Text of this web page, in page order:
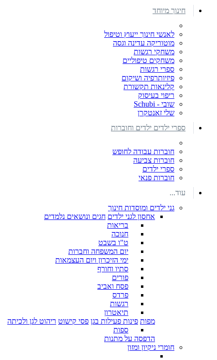
חינוך מיוחד
לאנשי חינוך ייעוץ וטיפול
מוטוריקה עדינה וגסה
משחקי רגשות
משחקים טיפוליים
ספרי רגשות
פיזיותרפיה ושיקום
קלינאות תקשורת
ריפוי בעיסוק
שובי - Schubi
שלי זאנטקרן
ספרי ילדים ילדים וחוברות
חוברות עבודה לחופש
חוברות צביעה
ספרי ילדים
חוברות פנאי
עוד...
גני ילדים ומוסדות חינוך
אחסון לגני ילדים חגים ונושאים נלמדים
בריאות
חנוכה
ט"ו בשבט
יום המשפחה וחברות
ימי הזיכרון ויום העצמאות
סתיו וחורף
פורים
פסח ואביב
פרדס
רגשות
תיאטרון
מפות פינות פעילות בגן פסי קישוט ריהוט לגן ולכיתה
ספות
הדפסה על מתנות
חומרי ניקיון ומזון